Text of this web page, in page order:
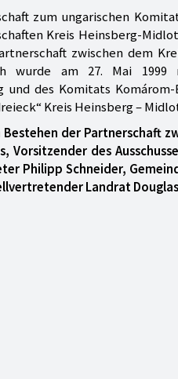
zum ungarischen
Kreis Heinsberg-
zwischen dem
wurde am 27. Mai
und des Komitats
Kreis Heinsberg –
der Partnerschaft
Vorsitzender des
Philipp Schneider,
Landrat